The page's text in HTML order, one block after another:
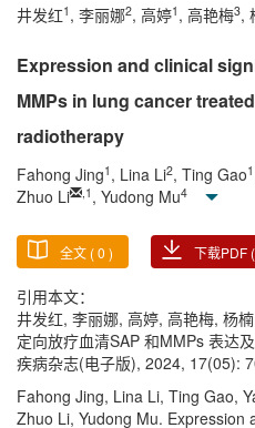
井发红1 , 李丽娜2, 高婷1 , 高艳梅3,
Expression and clinical
MMPs in lung cancer
radiotherapy
Fahong Jing1 , Lina Li2, Ting Gao1
Zhuo Li
1 , Yudong Mu4
全文 (0 ) 下载PDF (
引用本文：
井发红, 李丽娜, 高婷, 高艳梅, 杨
定向放疗血清SAP 和MMPs 表达
疾病杂志(电子版), 2024, 17(05):
Fahong Jing, Lina Li, Ting Gao,
Zhuo Li, Yudong Mu. Expression